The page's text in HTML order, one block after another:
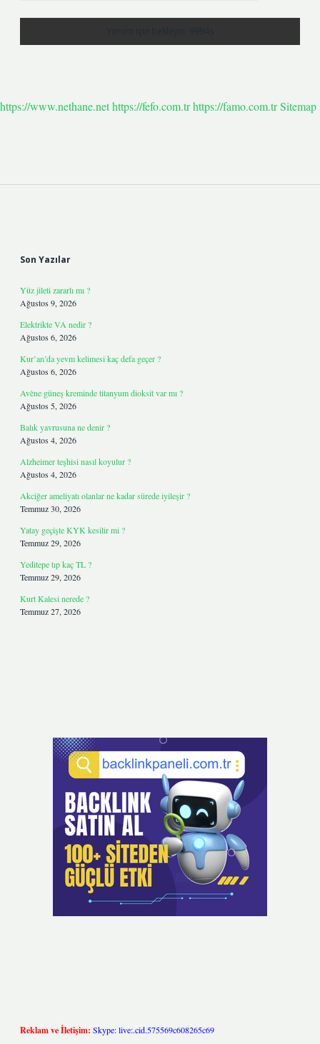
https://www.nethane.nethttps://fefo.com.trhttps://famo.com.trSitemap
Son Yazılar
Yüz jileti zararlı mı ?
Ağustos 9, 2026
Elektrikte VA nedir ?
Ağustos 6, 2026
Kur’an’da yevm kelimesi kaç defa geçer ?
Ağustos 6, 2026
Avène güneş kreminde titanyum dioksit var mı ?
Ağustos 5, 2026
Balık yavrusuna ne denir ?
Ağustos 4, 2026
Alzheimer teşhisi nasıl koyulur ?
Ağustos 4, 2026
Akciğer ameliyatı olanlar ne kadar sürede iyileşir ?
Temmuz 30, 2026
Yatay geçişte KYK kesilir mi ?
Temmuz 29, 2026
Yeditepe tıp kaç TL ?
Temmuz 29, 2026
Kurt Kalesi nerede ?
Temmuz 27, 2026
Reklam ve İletişim: Skype: live:.cid.575569c608265c69